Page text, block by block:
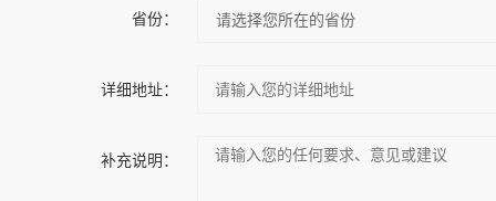
省份：
详细地址：
补充说明：